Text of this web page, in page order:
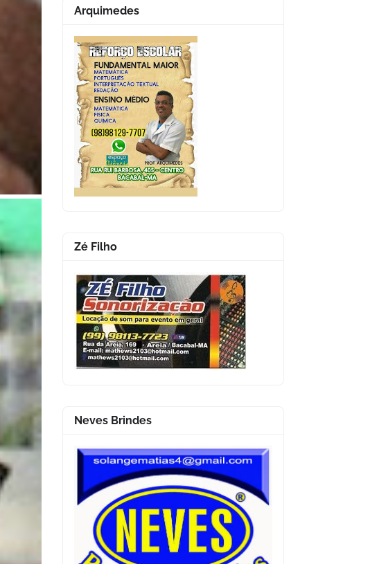
Arquimedes
Zé Filho
Neves Brindes